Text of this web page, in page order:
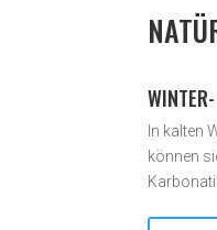
In kalten
können